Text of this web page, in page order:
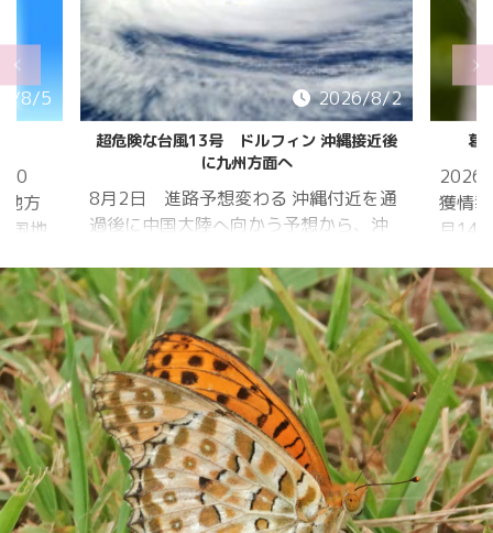
8/5
20
方
国地
地
2026/8/2
超危険な台風13号 ドルフィン 沖縄接近後
に九州方面へ
8月2日 進路予想変わる 沖縄付近を通
過後に中国大陸へ向かう予想から、沖
リカ海洋大気
庁
ヨーロッパ中
期予報センター 気象庁 8月31日
6:00 8月30日 5:20 8月1日に南鳥島
近海で猛烈な勢力へ 台風13号は、今
後、海面水温が29度以上の海域を西進
する見込みで、猛烈な勢力になる見込
み。
葛
2026
獲情
月14
低調
か、
はか
ノコ
た。
いる
冬眠
まし
たコ
リー